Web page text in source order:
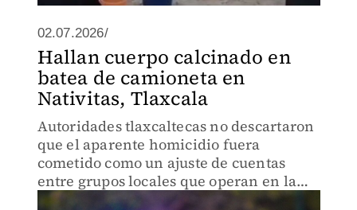
02.07.2026/
Hallan cuerpo calcinado en
batea de camioneta en
Nativitas, Tlaxcala
Autoridades tlaxcaltecas no descartaron
que el aparente homicidio fuera
cometido como un ajuste de cuentas
entre grupos locales que operan en la
zona limítrofe con Puebla.